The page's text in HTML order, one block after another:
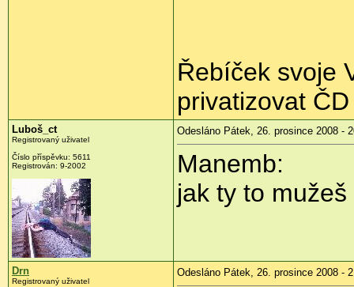
Řebíček svoje
privatizovat
Luboš_ct
Registrovaný uživatel
Číslo příspěvku: 5611
Registrován: 9-2002
Odesláno Pátek, 26. prosince 2008 -
Manemb:
jak ty to
Drn
Registrovaný uživatel
Odesláno Pátek, 26. prosince 2008 -